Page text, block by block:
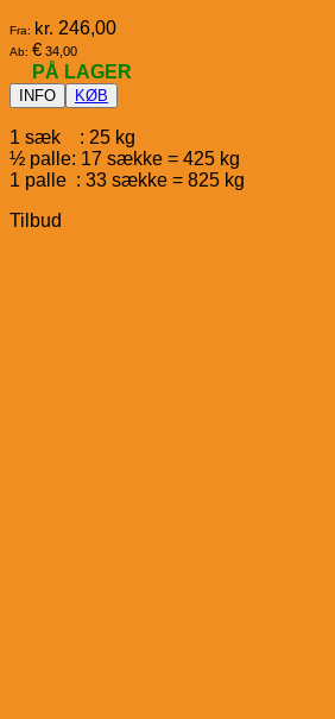
Fra: kr. 246,00
Ab: € 34,00
PÅ LAGER
INFO KØB
1 sæk : 25 kg
½ palle: 17 sække = 425 kg
1 palle : 33 sække = 825 kg
Tilbud